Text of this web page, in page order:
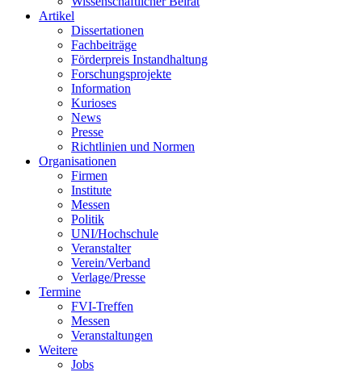
Artikel
Dissertationen
Fachbeiträge
Förderpreis Instandhaltung
Forschungsprojekte
Information
Kurioses
News
Presse
Richtlinien und Normen
Organisationen
Firmen
Institute
Messen
Politik
UNI/Hochschule
Veranstalter
Verein/Verband
Verlage/Presse
Termine
FVI-Treffen
Messen
Veranstaltungen
Weitere
Jobs